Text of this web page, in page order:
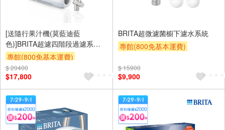
[送隨行果汁機(莫藍迪藍
色)]BRITA超濾四階段過濾系統
X6 硬水軟化型(贈品為安裝時送
達,送完為止)
專館(800免基本運費)
滿額9折
$ 20400
$17,800
BRITA超微濾菌櫥下濾水系統
專館(800免基本運費)
$ 15900
$9,900